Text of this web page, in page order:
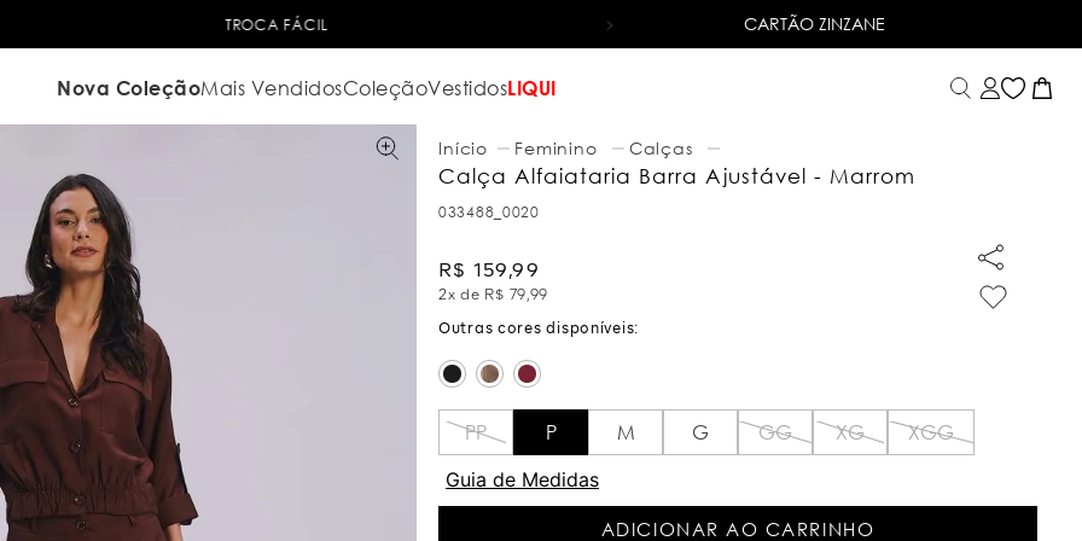
TROCA FÁCIL 6X SEM JUROSNO CARTÃO DE CRÉDITO
CARTÃO ZINZANE
Nova ColeçãoMais VendidosColeçãoVestidosLIQUI
Feminino Calças
Calça Alfaiataria Barra Ajustável - Marrom
033488_0020
R$ 159,99
2x de R$ 79,99
PP P M G GG XG
XGG
Guia de Medidas
ADICIONAR AO CARRINHO